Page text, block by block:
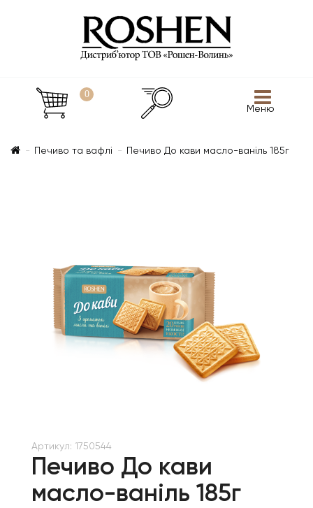
Меню
0
Печиво та вафлі Печиво До кави масло-ваніль 185г
Артикул: 1750544
Печиво До кави
масло-ваніль 185г